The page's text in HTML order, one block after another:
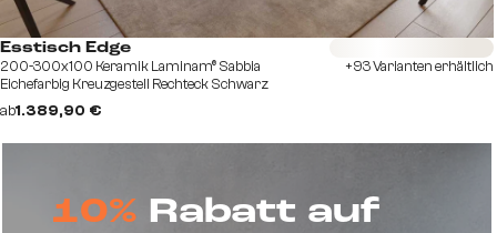
10% Rabatt auf
Esstisch Edge
200-300x100 Keramik Laminam® Sabbia
Eichefarbig Kreuzgestell Rechteck Schwarz
ausziehbar
ab1.389,90 €
Sofort versandfertig
+93 Varianten erhältlich